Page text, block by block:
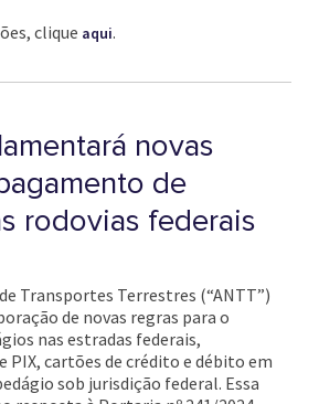
clique aqui.
novas
de
rodovias federais
Transportes Terrestres (“ANTT”)
de novas regras para o
nas estradas federais,
PIX, cartões de crédito e débito em
sob jurisdição federal. Essa